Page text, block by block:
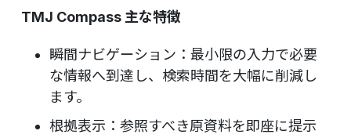
TMJ Compass 主な特徴
瞬間ナビゲーション：最小限の入力で必要
な情報へ到達し、検索時間を大幅に削減し
ます。
根拠表示：参照すべき原資料を即座に提示